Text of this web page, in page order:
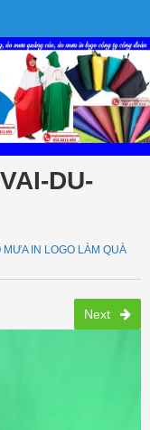
DU-
MƯA IN LOGO LÀM QUÀ
Next